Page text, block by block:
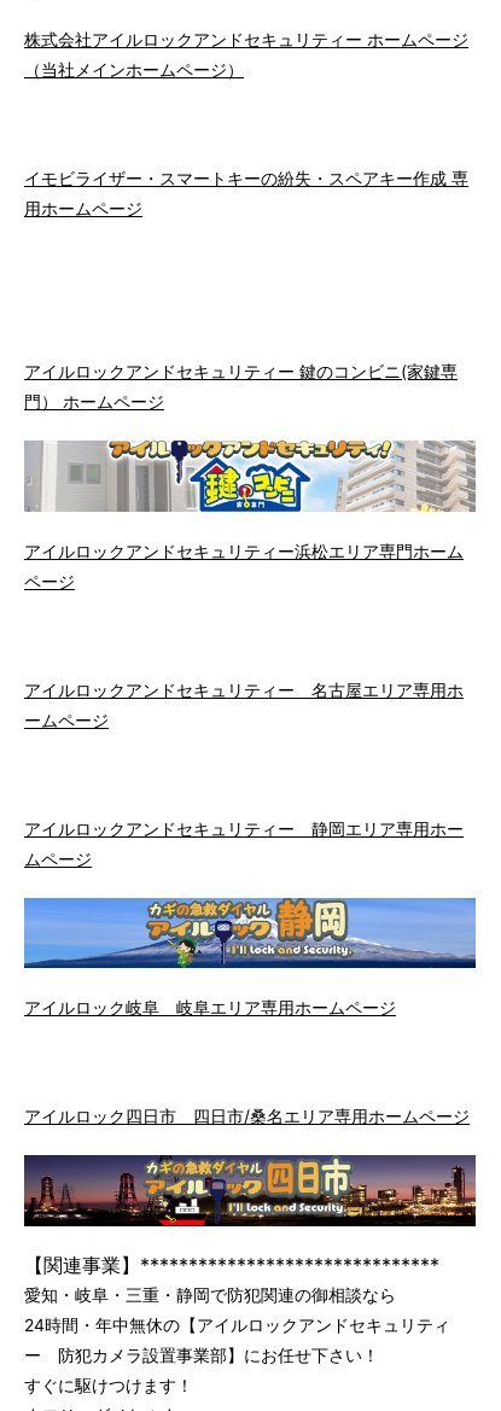
株式会社アイルロックアンドセキュリティー ホームページ
（当社メインホームページ）
イモビライザー・スマートキーの紛失・スペアキー作成 専
用ホームページ
アイルロックアンドセキュリティー 鍵のコンビニ(家鍵専
門） ホームページ
アイルロックアンドセキュリティー浜松エリア専門ホーム
ページ
アイルロックアンドセキュリティー 名古屋エリア専用ホ
ームページ
アイルロックアンドセキュリティー 静岡エリア専用ホー
ムページ
アイルロック岐阜 岐阜エリア専用ホームページ
アイルロック四日市 四日市/桑名エリア専用ホームページ
【関連事業】*******************************
愛知・岐阜・三重・静岡で防犯関連の御相談なら
24時間・年中無休の【アイルロックアンドセキュリティ
ー 防犯カメラ設置事業部】にお任せ下さい！
すぐに駆けつけます！